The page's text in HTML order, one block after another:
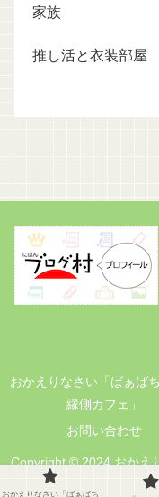
家族
推し活と衣装部屋
おかえりなさい「ばぁば
縁側カフェ」
お問い合わせ
Copyright © 2024 おかえ
代の暮らしと
おかえりなさい「ばぁばち